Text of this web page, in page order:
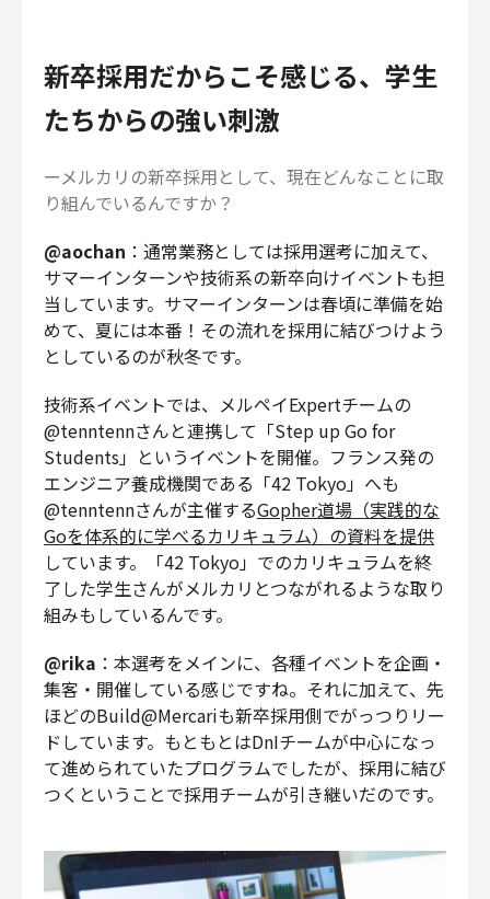
新卒採用だからこそ感じる、学生
たちからの強い刺激
ーメルカリの新卒採用として、現在どんなことに取
り組んでいるんですか？
@aochan ：通常業務としては採用選考に加えて、
サマーインターンや技術系の新卒向けイベントも担
当しています。サマーインターンは春頃に準備を始
めて、夏には本番！その流れを採用に結びつけよう
としているのが秋冬です。
技術系イベントでは、メルペイExpertチームの
@tenntennさんと連携して「Step up Go for
Students」というイベントを開催。フランス発の
エンジニア養成機関である「42 Tokyo」へも
@tenntennさんが主催するGopher道場（実践的な
Goを体系的に学べるカリキュラム）の資料を提供
しています。「42 Tokyo」でのカリキュラムを終
了した学生さんがメルカリとつながれるような取り
組みもしているんです。
@rika ：本選考をメインに、各種イベントを企画・
集客・開催している感じですね。それに加えて、先
ほどのBuild@Mercariも新卒採用側でがっつりリー
ドしています。もともとはDnIチームが中心になっ
て進められていたプログラムでしたが、採用に結び
つくということで採用チームが引き継いだのです。